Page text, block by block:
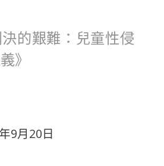
的艱難：兒童性侵
》
9月20日